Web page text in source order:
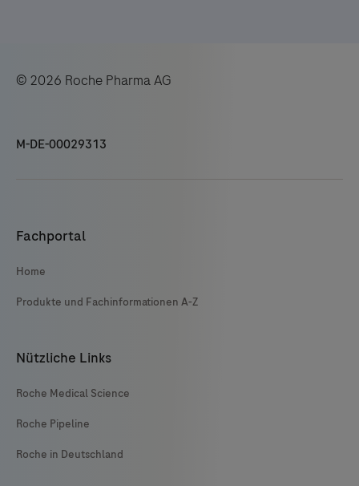
© 2026 Roche Pharma AG
M-DE-00029313
Fachportal
Home
Produkte und Fachinformationen A-Z
Nützliche Links
Roche Medical Science
Roche Pipeline
Roche in Deutschland